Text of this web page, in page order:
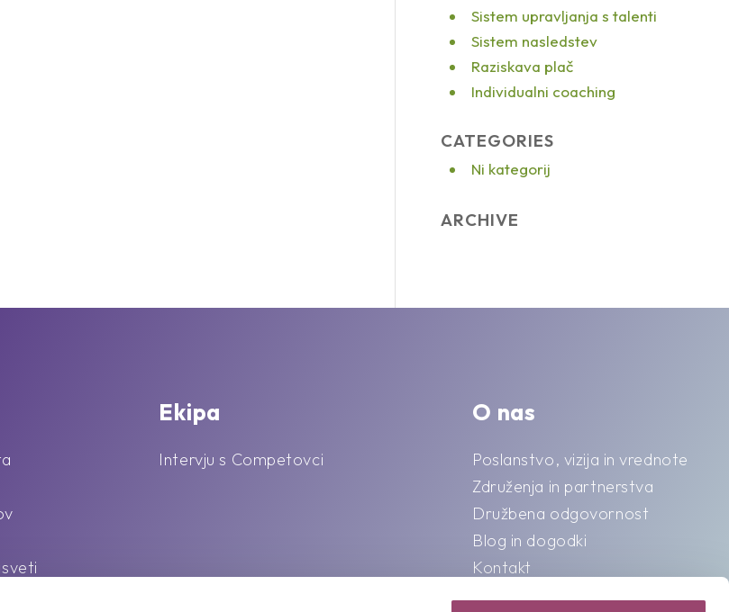
Sistem upravljanja s talenti
Sistem nasledstev
Raziskava plač
Individualni coaching
CATEGORIES
Ni kategorij
ARCHIVE
Ekipa
Intervju s Competovci
O nas
Poslanstvo, vizija in vrednote
Združenja in partnerstva
Družbena odgovornost
Blog in dogodki
Kontakt